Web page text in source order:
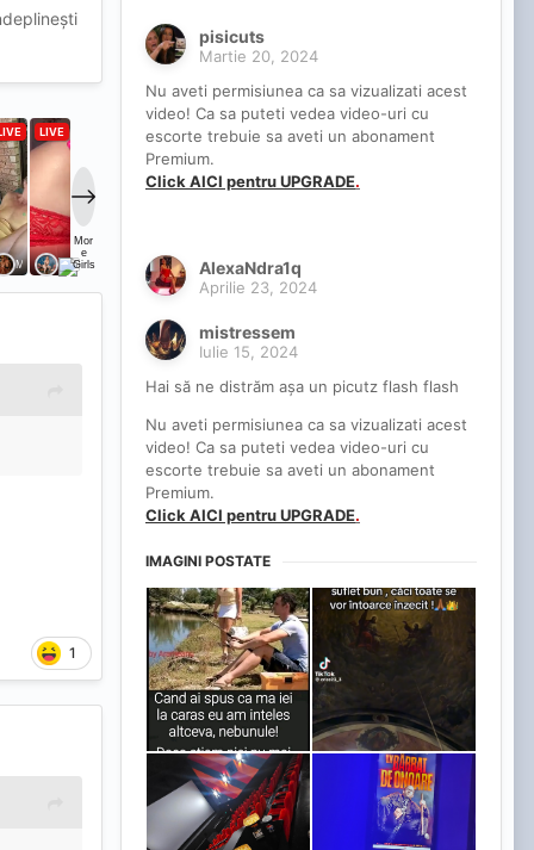
1
pisicuts
Martie 20, 2024
Nu aveti permisiunea ca sa vizualizati acest
video! Ca sa puteti vedea video-uri cu
escorte trebuie sa aveti un abonament
Premium.
Click AICI pentru UPGRADE.
AlexaNdra1q
Aprilie 23, 2024
mistressem
Iulie 15, 2024
Hai să ne distrăm așa un picutz flash flash
Nu aveti permisiunea ca sa vizualizati acest
video! Ca sa puteti vedea video-uri cu
escorte trebuie sa aveti un abonament
Premium.
Click AICI pentru UPGRADE.
IMAGINI POSTATE